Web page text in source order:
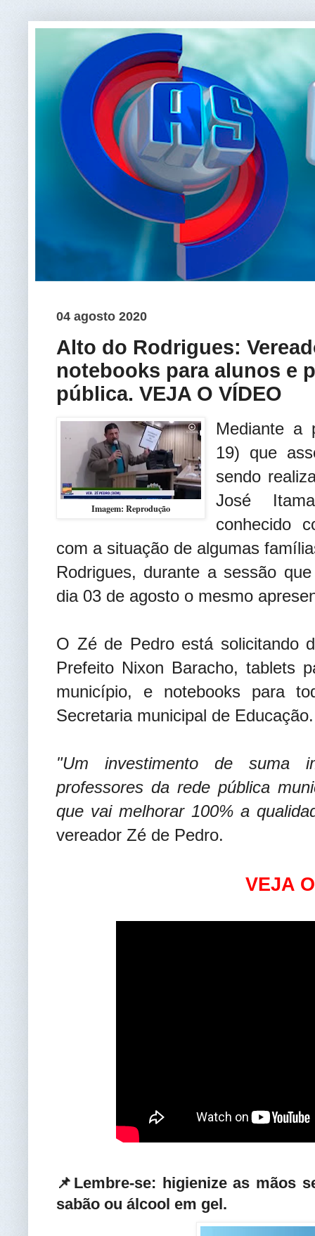
04 agosto 2020
Alto do Rodrigues:
notebooks para alunos e
pública. VEJA O VÍDEO
Imagem: Reprodução
Mediante a
19) que
sendo
José
conhecido
com a situação de algumas
Rodrigues, durante a sessão
dia 03 de agosto o mesmo
O Zé de Pedro está solicitando
Prefeito Nixon Baracho, tablets
município, e notebooks para
Secretaria municipal de Educação.
"Um investimento de suma
professores da rede pública
que vai melhorar 100% a
vereador Zé de Pedro.
VEJA
📌Lembre-se: higienize as mãos
sabão ou álcool em gel.